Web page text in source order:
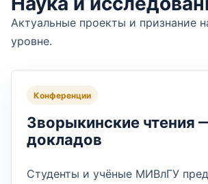
Актуальные проекты и признание
уровне.
Конференции
Зворыкинские чтения
докладов
Студенты и учёные МИВлГУ